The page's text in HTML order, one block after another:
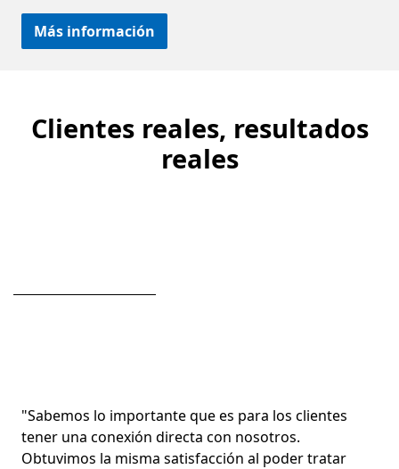
Más información
Volver a las pestañas
Clientes reales, resultados
reales
"Sabemos lo importante que es para los clientes
tener una conexión directa con nosotros.
Obtuvimos la misma satisfacción al poder tratar